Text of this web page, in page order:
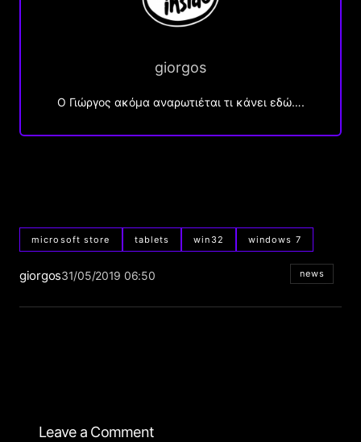
giorgos
Ο Γιώργος ακόμα αναρωτιέται τι κάνει εδώ….
microsoft store tablets win32 windows 7
giorgos31/05/2019 06:50 news
Leave a Comment